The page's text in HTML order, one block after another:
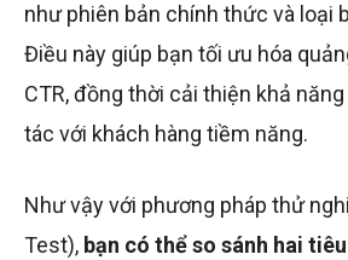
như phiên bản chính thức và loại
Điều này giúp bạn tối ưu hóa
CTR, đồng thời cải thiện khả
tác với khách hàng tiềm năng.
Như vậy với phương pháp thử
Test), bạn có thể so sánh hai